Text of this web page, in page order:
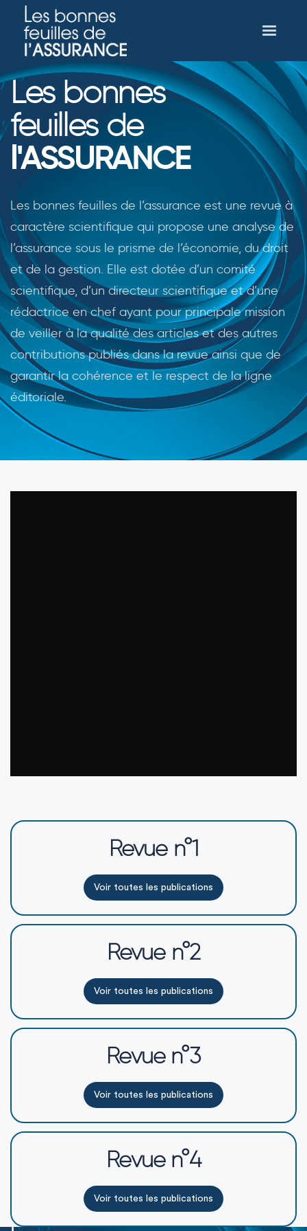
Les bonnes
feuilles de
l'ASSURANCE
Les bonnes feuilles de l’assurance est une revue à
caractère scientifique qui propose une analyse de
l’assurance sous le prisme de l’économie, du droit
et de la gestion. Elle est dotée d’un comité
scientifique, d’un directeur scientifique et d’une
rédactrice en chef ayant pour principale mission
de veiller à la qualité des articles et des autres
contributions publiés dans la revue ainsi que de
garantir la cohérence et le respect de la ligne
éditoriale.
Revue n°1
Voir toutes les publications
Revue n°2
Voir toutes les publications
Revue n°3
Voir toutes les publications
Revue n°4
Voir toutes les publications